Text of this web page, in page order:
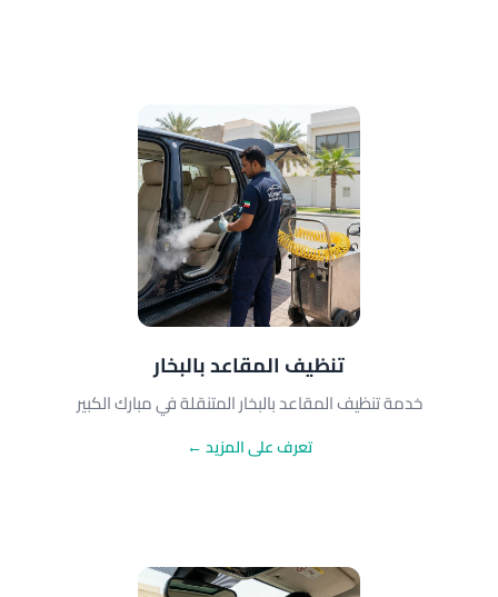
تنظيف المقاعد بالبخار
خدمة تنظيف المقاعد بالبخار المتنقلة في مبارك الكبير
تعرف على المزيد ←